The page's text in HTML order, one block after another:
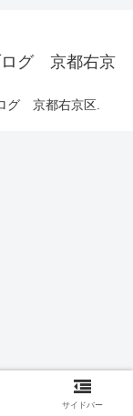
ログ 京都右京
グ 京都右京区.
サイドバー